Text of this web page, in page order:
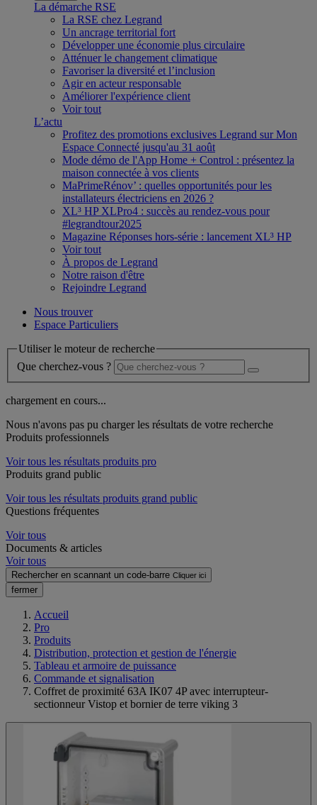
La démarche RSE
La RSE chez Legrand
Un ancrage territorial fort
Développer une économie plus circulaire
Atténuer le changement climatique
Favoriser la diversité et l’inclusion
Agir en acteur responsable
Améliorer l'expérience client
Voir tout
L’actu
Profitez des promotions exclusives Legrand sur Mon
Espace Connecté jusqu'au 31 août
Mode démo de l'App Home + Control : présentez la
maison connectée à vos clients
MaPrimeRénov’ : quelles opportunités pour les
installateurs électriciens en 2026 ?
XL³ HP XLPro4 : succès au rendez-vous pour
#legrandtour2025
Magazine Réponses hors-série : lancement XL³ HP
Voir tout
À propos de Legrand
Notre raison d'être
Rejoindre Legrand
Nous trouver
Espace Particuliers
Utiliser le moteur de recherche
Que cherchez-vous ?
chargement en cours...
Nous n'avons pas pu charger les résultats de votre recherche
Produits professionnels
Voir tous les résultats produits pro
Produits grand public
Voir tous les résultats produits grand public
Questions fréquentes
Voir tous
Documents & articles
Voir tous
Rechercher en scannant un code-barre Cliquer ici
fermer
Accueil
Pro
Produits
Distribution, protection et gestion de l'énergie
Tableau et armoire de puissance
Commande et signalisation
Coffret de proximité 63A IK07 4P avec interrupteur-
sectionneur Vistop et bornier de terre viking 3